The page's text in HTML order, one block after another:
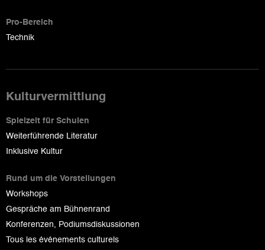
Pro-Bereich
Technik
Kulturvermittlung
Spielzeit für Schulen
Weiterführende Literatur
Inklusive Kultur
Rund um die Vorstellungen
Workshops
Gespräche am Bühnenrand
Konferenzen, Podiumsdiskussionen
Tous les événements culturels